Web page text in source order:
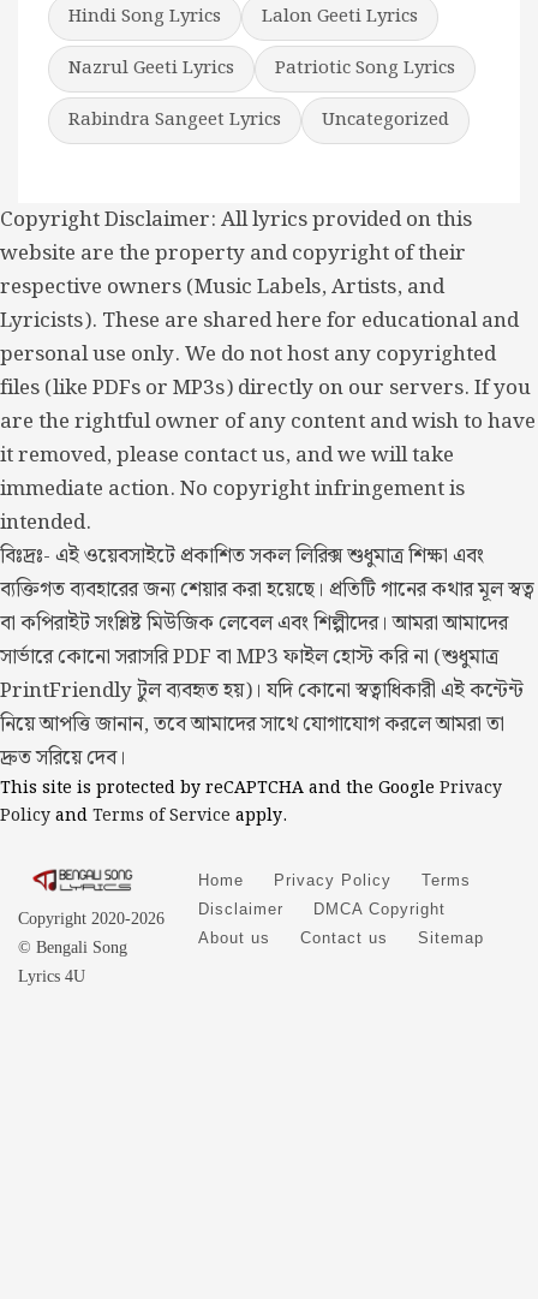
Hindi Song Lyrics
Lalon Geeti Lyrics
Nazrul Geeti Lyrics
Patriotic Song Lyrics
Rabindra Sangeet Lyrics
Uncategorized
Copyright Disclaimer: All lyrics provided on this
website are the property and copyright of their
respective owners (Music Labels, Artists, and
Lyricists). These are shared here for educational and
personal use only. We do not host any copyrighted
files (like PDFs or MP3s) directly on our servers. If you
are the rightful owner of any content and wish to have
it removed, please contact us, and we will take
immediate action. No copyright infringement is
intended.
বিঃদ্রঃ- এই ওয়েবসাইটে প্রকাশিত সকল লিরিক্স শুধুমাত্র শিক্ষা এবং
ব্যক্তিগত ব্যবহারের জন্য শেয়ার করা হয়েছে। প্রতিটি গানের কথার মূল স্বত্ব
বা কপিরাইট সংশ্লিষ্ট মিউজিক লেবেল এবং শিল্পীদের। আমরা আমাদের
সার্ভারে কোনো সরাসরি PDF বা MP3 ফাইল হোস্ট করি না (শুধুমাত্র
PrintFriendly টুল ব্যবহৃত হয়)। যদি কোনো স্বত্বাধিকারী এই কন্টেন্ট
নিয়ে আপত্তি জানান, তবে আমাদের সাথে যোগাযোগ করলে আমরা তা
দ্রুত সরিয়ে দেব।
This site is protected by reCAPTCHA and the Google Privacy
PolicyandTerms of Service apply.
Copyright 2020-2026
© Bengali Song
Lyrics 4U
Home Privacy Policy
Terms
Disclaimer
DMCA Copyright
About us
Contact us Sitemap